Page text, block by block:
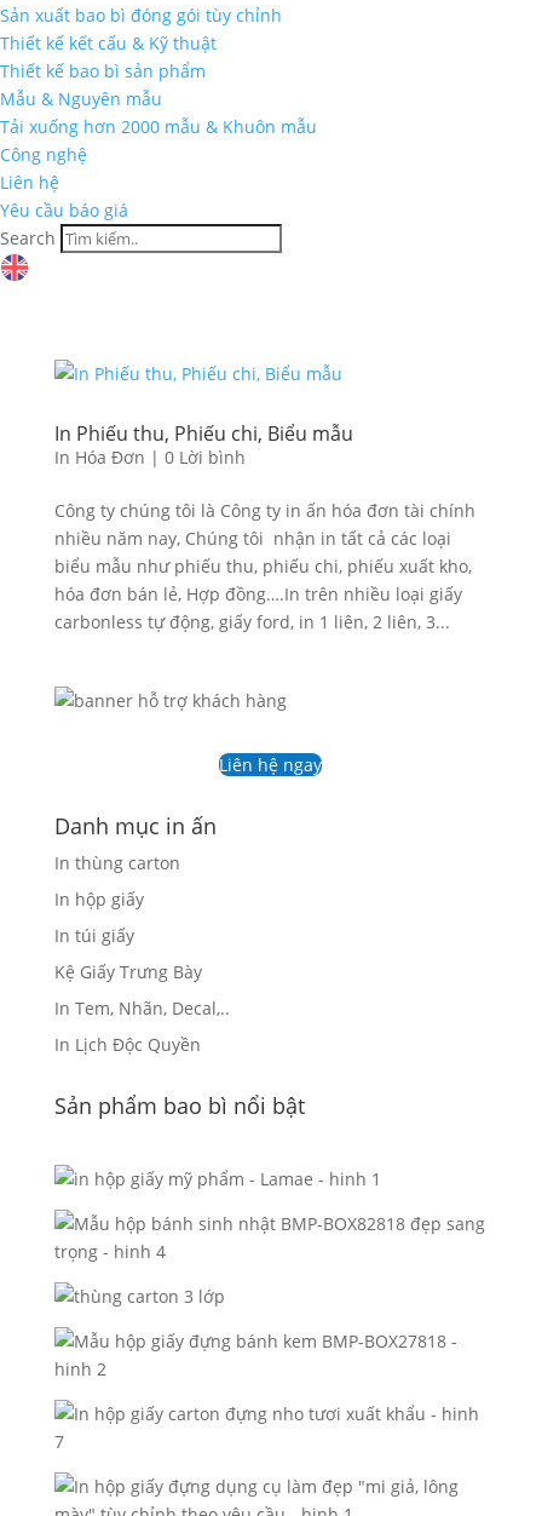
Sản xuất bao bì đóng gói tùy chỉnh
Thiết kế kết cấu & Kỹ thuật
Thiết kế bao bì sản phẩm
Mẫu & Nguyên mẫu
Tải xuống hơn 2000 mẫu & Khuôn mẫu
Công nghệ
Liên hệ
Yêu cầu báo giá
Search
In Phiếu thu, Phiếu chi, Biểu mẫu
In Hóa Đơn | 0 Lời bình
Công ty chúng tôi là Công ty in ấn hóa đơn tài chính
nhiều năm nay, Chúng tôi nhận in tất cả các loại
biểu mẫu như phiếu thu, phiếu chi, phiếu xuất kho,
hóa đơn bán lẻ, Hợp đồng….In trên nhiều loại giấy
carbonless tự động, giấy ford, in 1 liên, 2 liên, 3...
Liên hệ ngay
Danh mục in ấn
In thùng carton
In hộp giấy
In túi giấy
Kệ Giấy Trưng Bày
In Tem, Nhãn, Decal,..
In Lịch Độc Quyền
Sản phẩm bao bì nổi bật